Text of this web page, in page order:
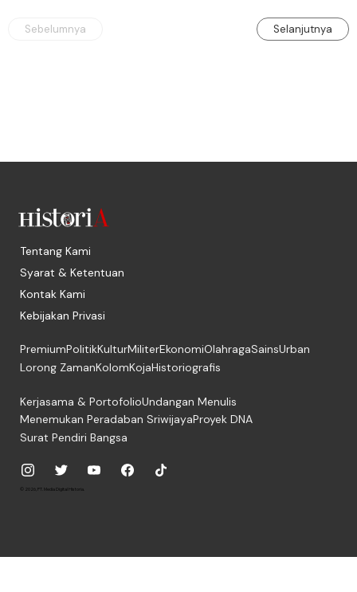
Sebelumnya Selanjutnya
Tentang Kami
Syarat & Ketentuan
Kontak Kami
Kebijakan Privasi
PremiumPolitikKulturMiliterEkonomiOlahragaSainsUrban
Lorong ZamanKolomKojaHistoriografis
Kerjasama & PortofolioUndangan Menulis
Menemukan Peradaban SriwijayaProyek DNA
Surat Pendiri Bangsa
© 2026, PT. Media Digital Historia.